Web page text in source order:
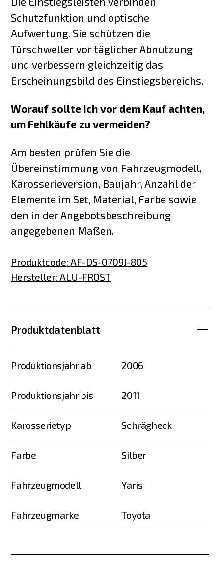
Schutzfunktion und optische
Aufwertung. Sie schützen die
Türschweller vor täglicher Abnutzung
und verbessern gleichzeitig das
Erscheinungsbild des Einstiegsbereichs.
Worauf sollte ich vor dem Kauf achten,
um Fehlkäufe zu vermeiden?
Am besten prüfen Sie die
Übereinstimmung von Fahrzeugmodell,
Karosserieversion, Baujahr, Anzahl der
Elemente im Set, Material, Farbe sowie
den in der Angebotsbeschreibung
angegebenen Maßen.
Produktcode: AF-DS-0709J-805
Hersteller: ALU-FROST
Produktdatenblatt
Produktionsjahr ab 2006
Produktionsjahr bis 2011
Karosserietyp Schrägheck
Farbe Silber
Fahrzeugmodell Yaris
Fahrzeugmarke Toyota